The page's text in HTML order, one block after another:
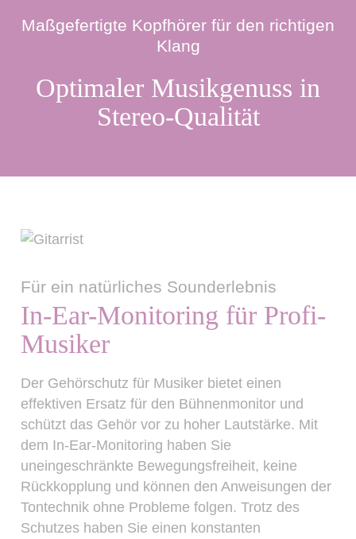
Maßgefertigte Kopfhörer für den richtigen
Klang
Optimaler Musikgenuss in
Stereo-Qualität
Für ein natürliches Sounderlebnis
In-Ear-Monitoring für Profi-
Musiker
Der Gehörschutz für Musiker bietet einen
effektiven Ersatz für den Bühnenmonitor und
schützt das Gehör vor zu hoher Lautstärke. Mit
dem In-Ear-Monitoring haben Sie
uneingeschränkte Bewegungsfreiheit, keine
Rückkopplung und können den Anweisungen der
Tontechnik ohne Probleme folgen. Trotz des
Schutzes haben Sie einen konstanten